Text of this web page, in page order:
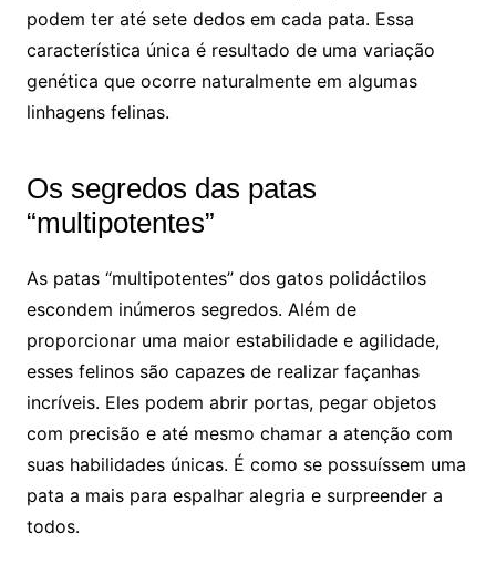
podem ter até sete dedos em cada pata. Essa
característica única é resultado de uma variação
genética que ocorre naturalmente em algumas
linhagens felinas.
Os segredos das patas
“multipotentes”
As patas “multipotentes” dos gatos polidáctilos
escondem inúmeros segredos. Além de
proporcionar uma maior estabilidade e agilidade,
esses felinos são capazes de realizar façanhas
incríveis. Eles podem abrir portas, pegar objetos
com precisão e até mesmo chamar a atenção com
suas habilidades únicas. É como se possuíssem uma
pata a mais para espalhar alegria e surpreender a
todos.